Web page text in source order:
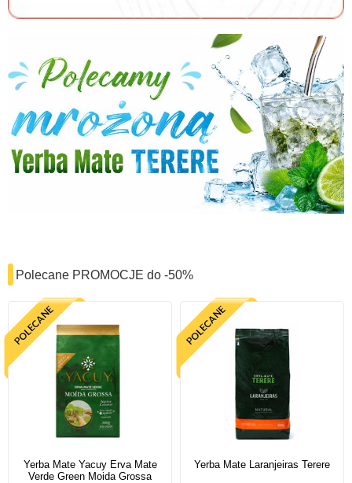
Polecane PROMOCJE do -50%
Yerba Mate Yacuy Erva Mate
Verde Green Moida Grossa
Yerba Mate Laranjeiras Terere